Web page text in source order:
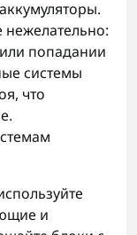
нежелательно:
попадании
системы
что
и